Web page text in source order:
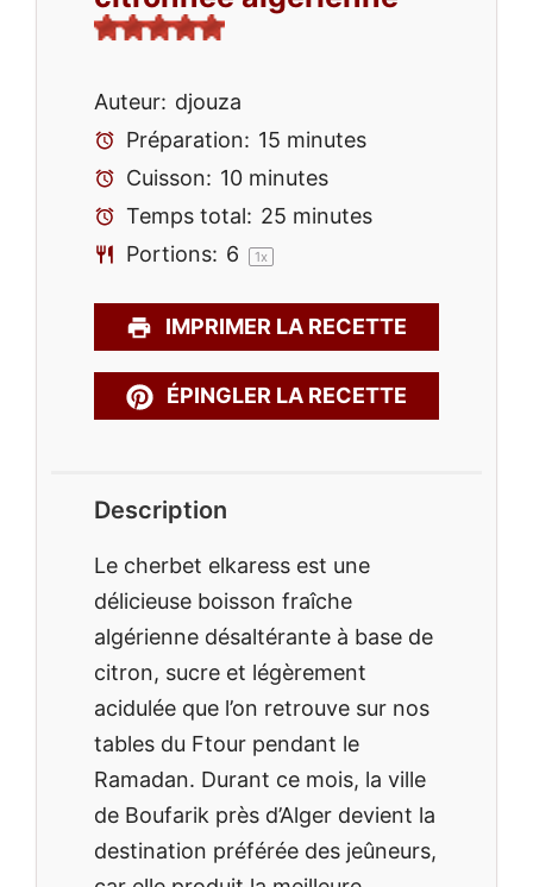
Auteur: djouza
Préparation: 15 minutes
Cuisson: 10 minutes
Temps total: 25 minutes
Portions: 6 1x
IMPRIMER LA RECETTE
ÉPINGLER LA RECETTE
Description
Le cherbet elkaress est une
délicieuse boisson fraîche
algérienne désaltérante à base de
citron, sucre et légèrement
acidulée que l’on retrouve sur nos
tables du Ftour pendant le
Ramadan. Durant ce mois, la ville
de Boufarik près d’Alger devient la
destination préférée des jeûneurs,